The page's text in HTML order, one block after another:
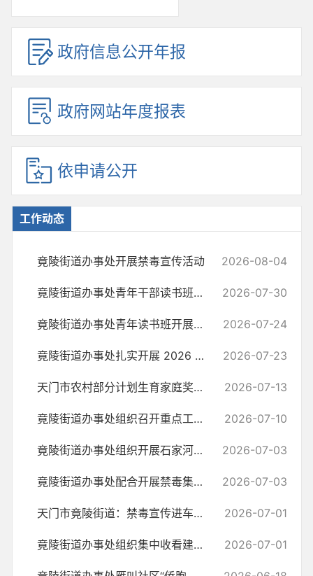
政府信息公开年报
政府网站年度报表
依申请公开
工作动态
竟陵街道办事处开展禁毒宣传活动 2026-08-04
竟陵街道办事处青年干部读书班开展专题授课学习 2026-07-30
竟陵街道办事处青年读书班开展专题授课学习 2026-07-24
竟陵街道办事处扎实开展 2026 年秋季应征青年初审初检工作 2026-07-23
天门市农村部分计划生育家庭奖励扶助及计划生育家庭特别扶助申报开始啦 2026-07-13
竟陵街道办事处组织召开重点工作部署会 2026-07-10
竟陵街道办事处组织开展石家河遗址博物馆研学实践活动 2026-07-03
竟陵街道办事处配合开展禁毒集中宣传行动 2026-07-03
天门市竟陵街道：禁毒宣传进车站 护航平安出行路 2026-07-01
竟陵街道办事处组织集中收看建党105周年大会直播 2026-07-01